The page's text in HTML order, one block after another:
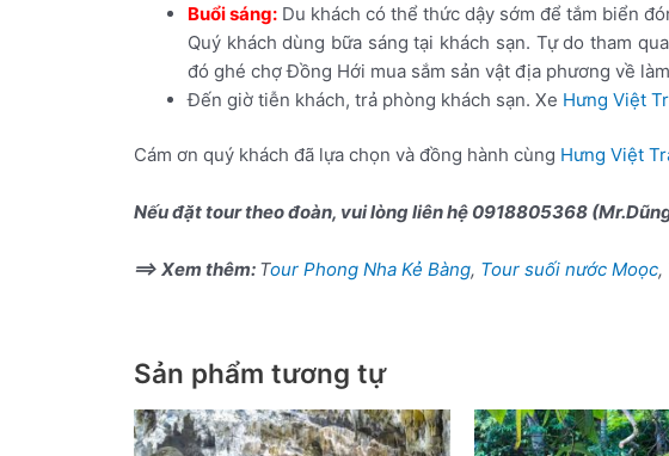
Buổi sáng: Du khách có thể thức dậy sớm để tắm biển
Quý khách dùng bữa sáng tại khách sạn. Tự do tham
đó ghé chợ Đồng Hới mua sắm sản vật địa phương về
Đến giờ tiễn khách, trả phòng khách sạn. Xe Hưng Việt
Cám ơn quý khách đã lựa chọn và đồng hành cùng Hưng Việt
Nếu đặt tour theo đoàn, vui lòng liên hệ 0918805368
==> Xem thêm: Tour Phong Nha Kẻ Bàng, Tour suối nước Moọc,
Sản phẩm tương tự